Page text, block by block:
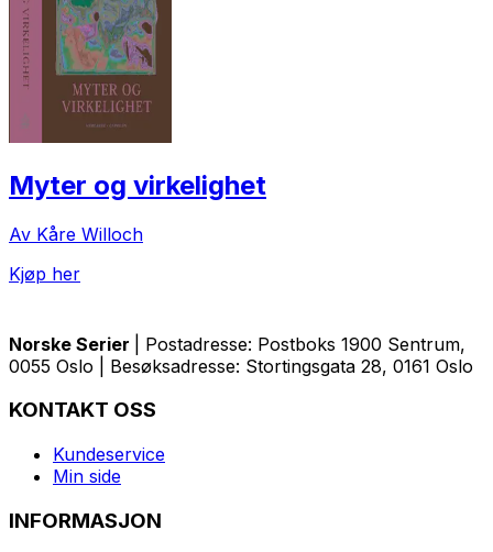
Myter og virkelighet
Av Kåre Willoch
Kjøp her
Norske Serier
| Postadresse: Postboks 1900 Sentrum,
0055 Oslo | Besøksadresse: Stortingsgata 28, 0161 Oslo
KONTAKT OSS
Kundeservice
Min side
INFORMASJON